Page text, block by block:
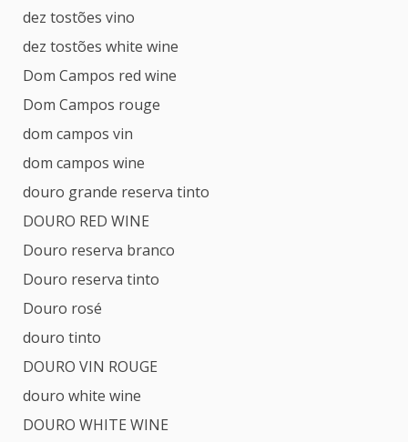
dez tostões vino
dez tostões white wine
Dom Campos red wine
Dom Campos rouge
dom campos vin
dom campos wine
douro grande reserva tinto
DOURO RED WINE
Douro reserva branco
Douro reserva tinto
Douro rosé
douro tinto
DOURO VIN ROUGE
douro white wine
DOURO WHITE WINE